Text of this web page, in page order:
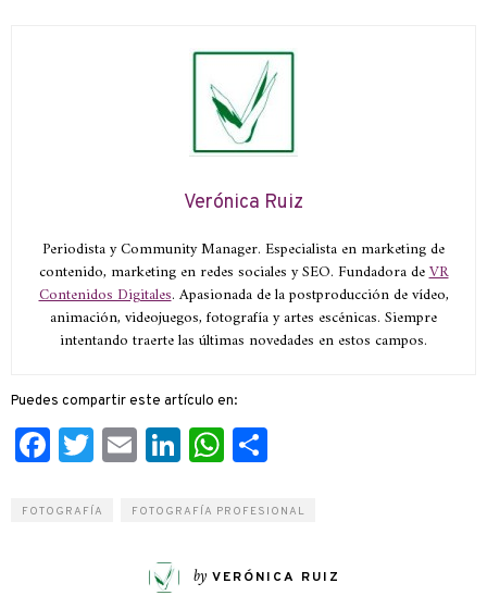
Verónica Ruiz
Periodista y Community Manager. Especialista en marketing de
contenido, marketing en redes sociales y SEO. Fundadora deVR
Contenidos Digitales. Apasionada de la postproducción de vídeo,
animación, videojuegos, fotografía y artes escénicas. Siempre
intentando traerte las últimas novedades en estos campos.
Puedes compartir este artículo en:
Facebook
Twitter
EmailLinkedIn
WhatsApp
FOTOGRAFÍA FOTOGRAFÍA PROFESIONAL
by VERÓNICA RUIZ